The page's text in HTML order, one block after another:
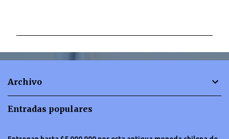
n
Archivo
Entradas populares